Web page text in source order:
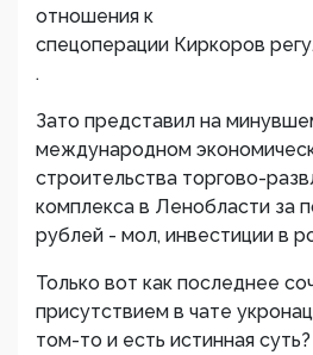
отношения к
спецоперации Киркоров
.
Зато представил на
международном
строительства торгово-
комплекса в Ленобласти за
рублей - мол, инвестиции в
Только вот как последнее
присутствием в чате
том-то и есть истинная суть?